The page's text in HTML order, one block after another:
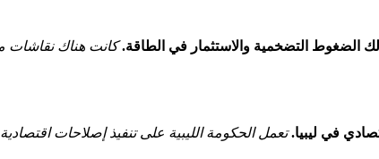
الضغوط ⁢التضخمية والاستثمار في الطاقة. كانت هناك نقاشات
في ليبيا. تعمل الحكومة الليبية على تنفيذ‌ إصلاحات